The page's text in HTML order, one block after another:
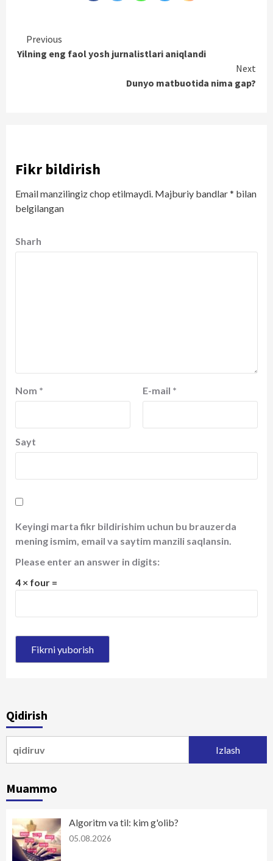
Continue
Reading
Previous
Yilning eng faol yosh jurnalistlari aniqlandi
Next
Dunyo matbuotida nima gap?
Fikr bildirish
Email manzilingiz chop etilmaydi. Majburiy bandlar* bilan
belgilangan
Sharh
Nom * E-mail *
Sayt
Keyingi marta fikr bildirishim uchun bu brauzerda
mening ismim, email va saytim manzili saqlansin.
Please enter an answer in digits:
4 × four =
Qidirish
Muammo
Algoritm va til: kim g'olib?
05.08.2026